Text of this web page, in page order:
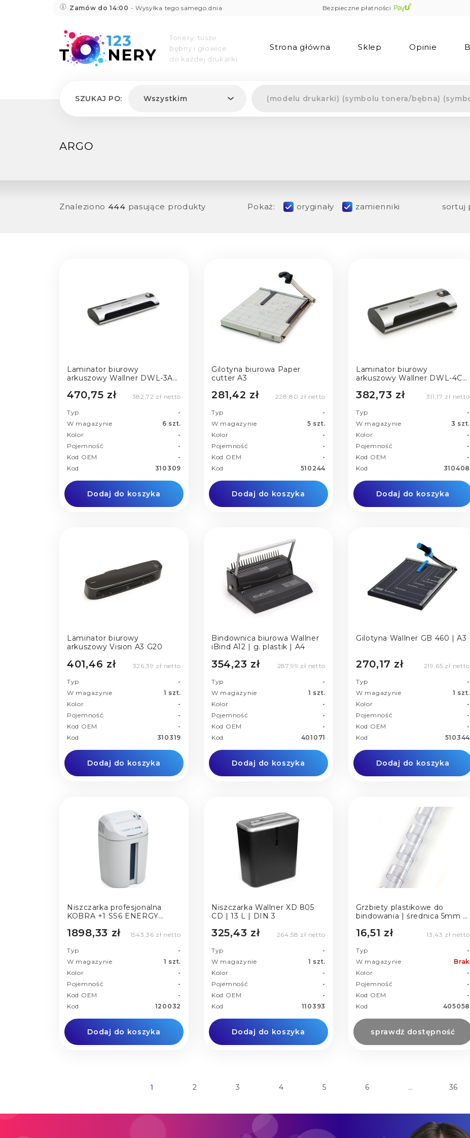
Zamów do 14:00 - Wysyłka tego samego dnia Bezpieczne płatności
Tonery, tusze
bębny i głowice
do każdej drukarki
Strona główna Sklep Opinie
SZUKAJ PO: Wszystkim
ARGO
Znaleziono 444 pasujące produkty Pokaż: oryginały zamienniki sortuj
Laminator biurowy
arkuszowy Wallner DWL-3AF
470,75 zł 382,72 zł netto
Typ
-
W magazynie
6 szt.
Kolor
-
Pojemność
-
Kod OEM
-
Kod
310309
Dodaj do koszyka
Gilotyna biurowa Paper
cutter A3
281,42 zł 228,80 zł netto
Typ
-
W magazynie
5 szt.
Kolor
-
Pojemność
-
Kod OEM
-
Kod
510244
Dodaj do koszyka
Laminator biurowy
arkuszowy Wallner DWL-4CF
382,73 zł 311,17 zł netto
Typ
-
W magazynie
3 szt.
Kolor
-
Pojemność
-
Kod OEM
-
Kod
310408
Dodaj do koszyka
Laminator biurowy
arkuszowy Vision A3 G20
401,46 zł 326,39 zł netto
Typ
-
W magazynie
1 szt.
Kolor
-
Pojemność
-
Kod OEM
-
Kod
310319
Dodaj do koszyka
Bindownica biurowa Wallner
iBind A12 | g. plastik | A4
354,23 zł 287,99 zł netto
Typ
-
W magazynie
1 szt.
Kolor
-
Pojemność
-
Kod OEM
-
Kod
401071
Dodaj do koszyka
Gilotyna Wallner GB 460 | A3
270,17 zł 219,65 zł netto
Typ
-
W magazynie
1 szt.
Kolor
-
Pojemność
-
Kod OEM
-
Kod
510344
Dodaj do koszyka
Niszczarka profesjonalna
KOBRA +1 SS6 ENERGY
1898,33 zł 1543,36 zł netto
Typ
-
W magazynie
1 szt.
Kolor
-
Pojemność
-
Kod OEM
-
Kod
120032
Dodaj do koszyka
Niszczarka Wallner XD 805
CD | 13 L | DIN 3
325,43 zł 264,58 zł netto
Typ
-
W magazynie
1 szt.
Kolor
-
Pojemność
-
Kod OEM
-
Kod
110393
Dodaj do koszyka
Grzbiety plastikowe do
bindowania | średnica 5mm |
16,51 zł 13,43 zł netto
Typ
-
W magazynie
Brak
Kolor
-
Pojemność
-
Kod OEM
-
Kod
405058
sprawdź dostępność
1 2 3 4 5 6 … 36